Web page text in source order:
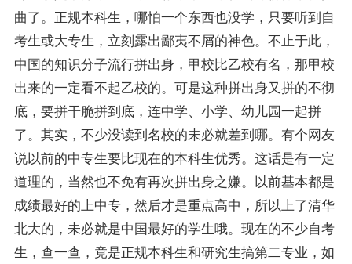
曲了。正规本科生，哪怕一个东西也没学，只要听到自
考生或大专生，立刻露出鄙夷不屑的神色。不止于此，
中国的知识分子流行拼出身，甲校比乙校有名，那甲校
出来的一定看不起乙校的。可是这种拼出身又拼的不彻
底，要拼干脆拼到底，连中学、小学、幼儿园一起拼
了。其实，不少没读到名校的未必就差到哪。有个网友
说以前的中专生要比现在的本科生优秀。这话是有一定
道理的，当然也不免有再次拼出身之嫌。以前基本都是
成绩最好的上中专，然后才是重点高中，所以上了清华
北大的，未必就是中国最好的学生哦。现在的不少自考
生，查一查，竟是正规本科生和研究生搞第二专业，如